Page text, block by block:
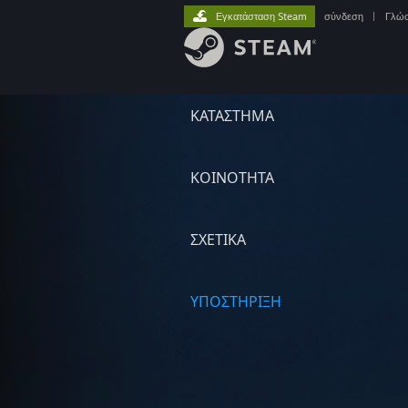
ΚΑΤΑΣΤΗΜΑ
ΚΟΙΝΟΤΗΤΑ
ΣΧΕΤΙΚΆ
ΥΠΟΣΤΗΡΙΞΗ
Εγκατάσταση Steam σύνδεση